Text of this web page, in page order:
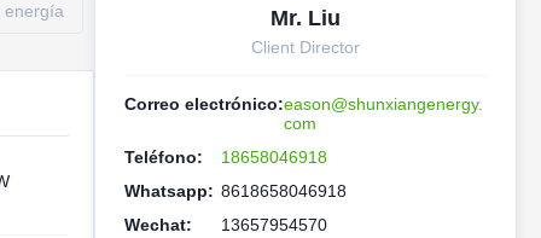
energía Mr. Liu
Client Director
Correo electrónico:eason@shunxiangenergy.
com
Teléfono:
18658046918
Whatsapp: 8618658046918
Wechat:
13657954570